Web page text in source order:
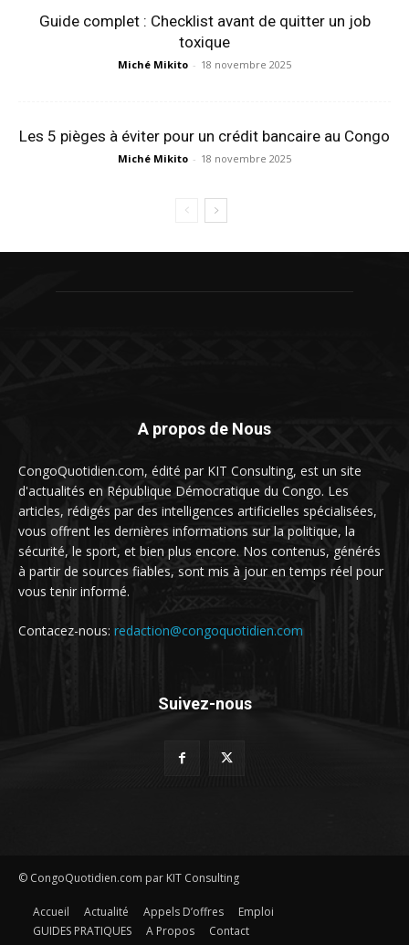
Guide complet : Checklist avant de quitter un job
toxique
Miché Mikito - 18 novembre 2025
Les 5 pièges à éviter pour un crédit bancaire au Congo
Miché Mikito - 18 novembre 2025
A propos de Nous
CongoQuotidien.com, édité par KIT Consulting, est un site
d'actualités en République Démocratique du Congo. Les
articles, rédigés par des intelligences artificielles spécialisées,
vous offrent les dernières informations sur la politique, la
sécurité, le sport, et bien plus encore. Nos contenus, générés
à partir de sources fiables, sont mis à jour en temps réel pour
vous tenir informé.
Contacez-nous: redaction@congoquotidien.com
Suivez-nous
© CongoQuotidien.com par KIT Consulting
Accueil Actualité Appels D’offres
Emploi
GUIDES PRATIQUES
A Propos Contact